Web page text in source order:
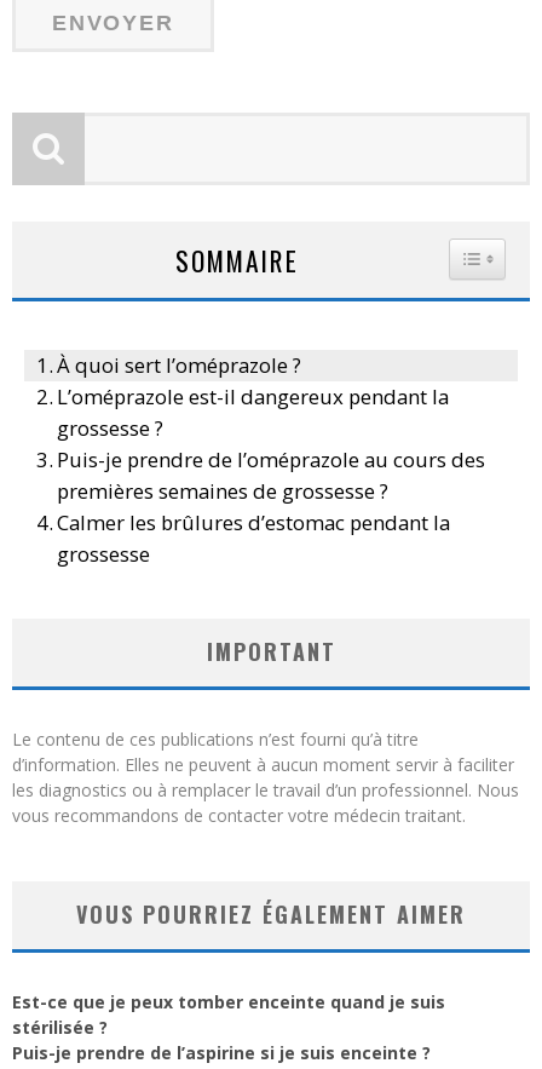
SOMMAIRE
À quoi sert l’oméprazole ?
L’oméprazole est-il dangereux pendant la
grossesse ?
Puis-je prendre de l’oméprazole au cours des
premières semaines de grossesse ?
Calmer les brûlures d’estomac pendant la
grossesse
IMPORTANT
Le contenu de ces publications n’est fourni qu’à titre
d’information. Elles ne peuvent à aucun moment servir à faciliter
les diagnostics ou à remplacer le travail d’un professionnel. Nous
vous recommandons de contacter votre médecin traitant.
VOUS POURRIEZ ÉGALEMENT AIMER
Est-ce que je peux tomber enceinte quand je suis
stérilisée ?
Puis-je prendre de l’aspirine si je suis enceinte ?